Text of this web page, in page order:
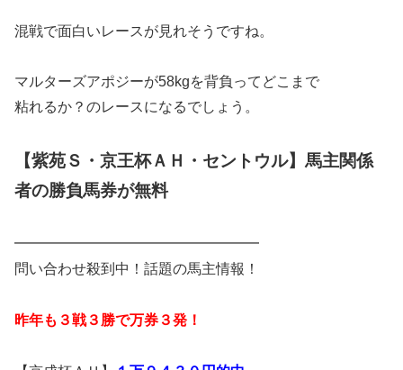
混戦で面白いレースが見れそうですね。
マルターズアポジーが58kgを背負ってどこまで
粘れるか？のレースになるでしょう。
【紫苑Ｓ・京王杯ＡＨ・セントウル】馬主関係
者の勝負馬券が無料
━━━━━━━━━━━━━━━━━
問い合わせ殺到中！話題の馬主情報！
昨年も３戦３勝で万券３発！